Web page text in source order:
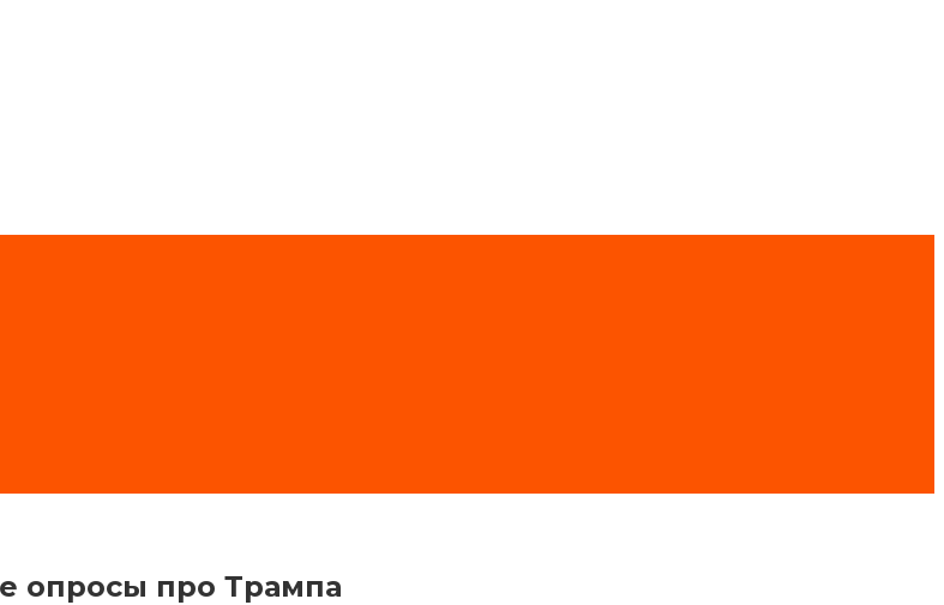
опросы про Трампа